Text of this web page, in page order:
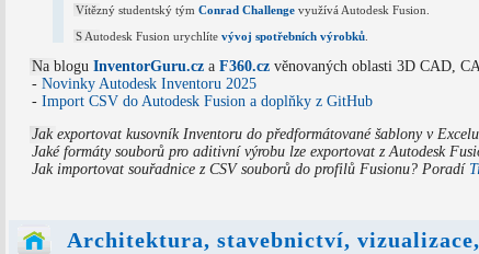
Vítězný studentský týmConrad Challenge využívá Autodesk Fusion.
S Autodesk Fusion urychlítevývoj spotřebních výrobků
Na blogu InventorGuru.cz a F360.czvěnovaných oblasti 3D CAD,
- Novinky Autodesk Inventoru 2025
- Import CSV do Autodesk Fusion a doplňky z GitHub
Jak exportovat kusovník Inventoru do předformátované šablony v
Jaké formáty souborů pro aditivní výrobu lze exportovat z Autodesk
Jak importovat souřadnice z CSV souborů do profilů Fusionu? Poradí
Architektura, stavebnictví,